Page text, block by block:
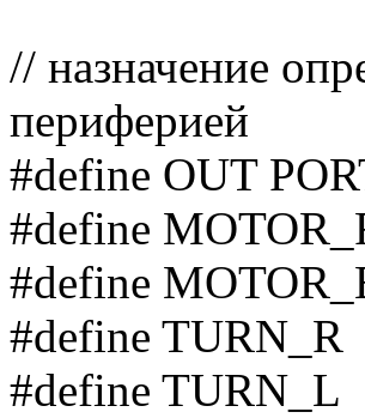
// назначение
периферией
#define OUT
#define
#define
#define
#define